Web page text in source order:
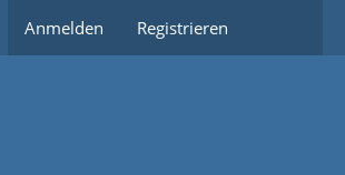
Anmelden Registrieren